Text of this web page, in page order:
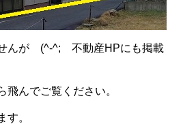
せんが (^-^; 不動産HPにも掲載
飛んでご覧ください。
す。